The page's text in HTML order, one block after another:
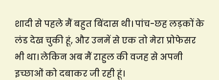
शादी से पहले मैं बहुत बिंदास थी। पांच-छह लड़कों के
लंड देख चुकी हूं, और उनमें से एक तो मेरा प्रोफेसर
भी था। लेकिन अब मैं राहुल की वजह से अपनी
इच्छाओं को दबाकर जी रही हूं।